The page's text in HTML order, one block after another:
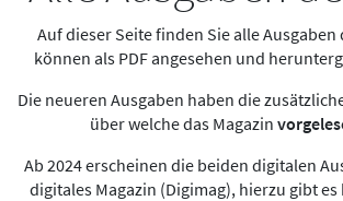
Auf dieser Seite finden Sie alle Ausgaben
können als PDF angesehen und
Die neueren Ausgaben haben die
über welche das Magazin
Ab 2024 erscheinen die beiden digitalen
digitales Magazin (Digimag), hierzu gibt es